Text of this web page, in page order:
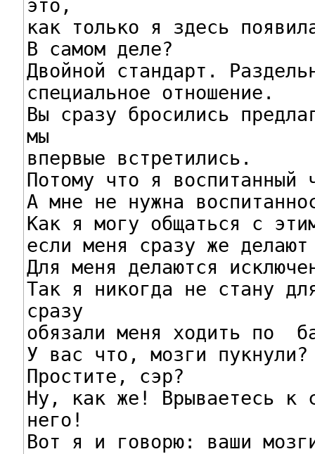
это,
как только я здесь
В самом деле?
Двойной стандарт.
специальное отношение.
Вы сразу бросились
мы
впервые встретились.
Потому что я
А мне не нужна
Как я могу общаться с
если меня сразу же делают
Для меня делаются
Так я никогда не стану
сразу
обязали меня ходить по
У вас что, мозги пукнули?
Простите, сэр?
Ну, как же! Врываетесь к
него!
Вот я и говорю: ваши